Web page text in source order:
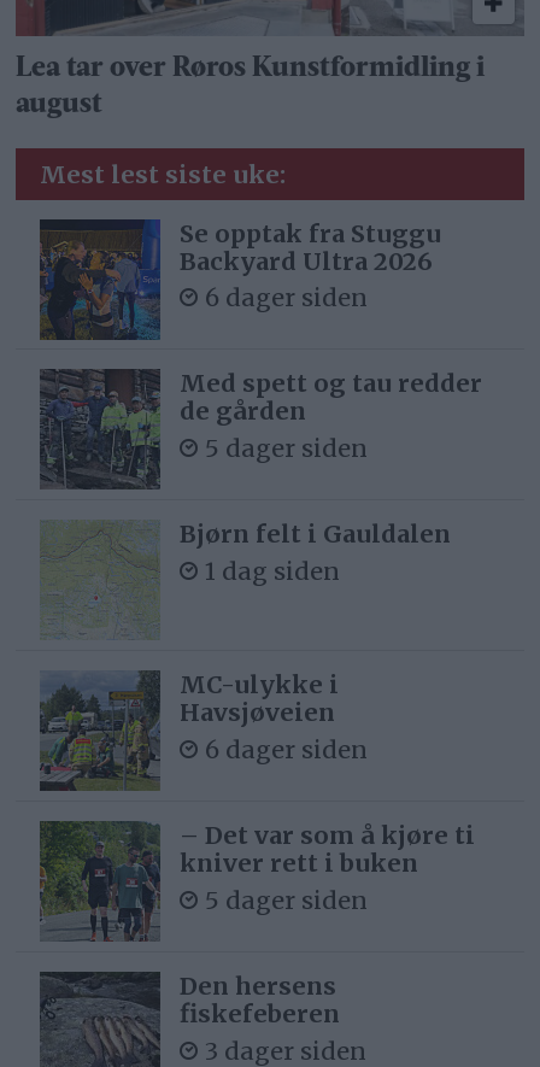
Lea tar over Røros Kunstformidling i
august
Mest lest siste uke:
Se opptak fra Stuggu
Backyard Ultra 2026
6 dager siden
Med spett og tau redder
de gården
5 dager siden
Bjørn felt i Gauldalen
1 dag siden
MC-ulykke i
Havsjøveien
6 dager siden
– Det var som å kjøre ti
kniver rett i buken
5 dager siden
Den hersens
fiskefeberen
3 dager siden